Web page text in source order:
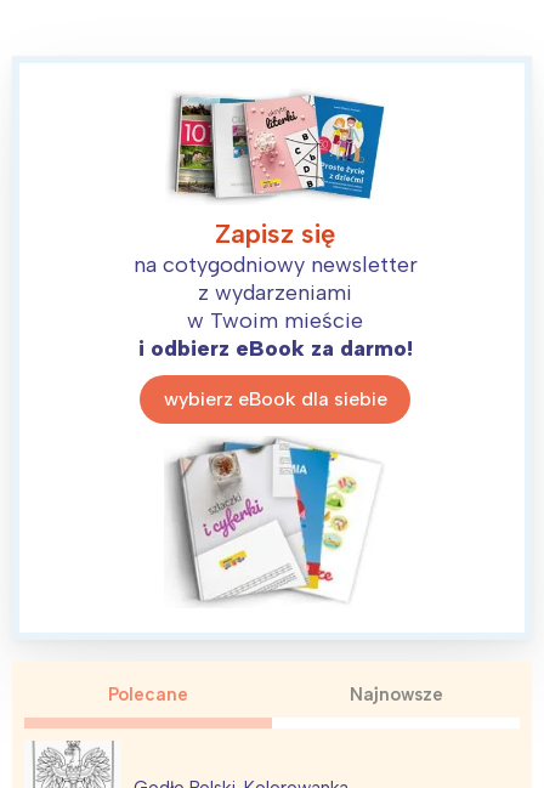
Zapisz się
na cotygodniowy newsletter
z wydarzeniami
w Twoim mieście
i odbierz eBook za darmo!
wybierz eBook dla siebie
Polecane Najnowsze
Interesują mnie wydarzenia z
Warszawa